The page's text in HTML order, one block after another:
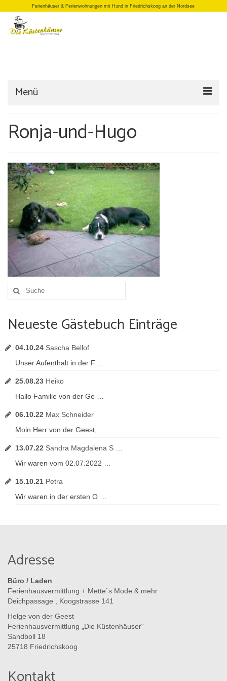
Ferienhäuser & Ferienwohnungen mit Hund in Friedrichskoog an der Nordsee
Menü
Einzelhäuser
Doppelhäuser
Apartments
Büro/Laden
Anfrage
Umgebung
Urlaub mit Hund
Ronja-und-Hugo
Suche
nach:
Neueste Gästebuch Einträge
04.10.24 Sascha Bellof
Unser Aufenthalt in der F …
25.08.23 Heiko
Hallo Familie von der Ge …
06.10.22 Max Schneider
Moin Herr von der Geest, …
13.07.22 Sandra Magdalena S …
Wir waren vom 02.07.2022 …
15.10.21 Petra
Wir waren in der ersten O …
Adresse
Büro / Laden
Ferienhausvermittlung + Mette`s Mode & mehr
Deichpassage , Koogstrasse 141
Helge von der Geest
Ferienhausvermittlung „Die Küstenhäuser“
Sandboll 18
25718 Friedrichskoog